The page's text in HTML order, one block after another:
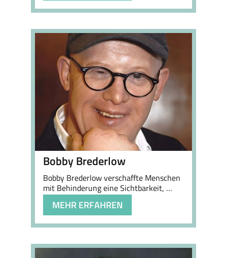
Bobby Brederlow
Bobby Brederlow verschaffte Menschen
mit Behinderung eine Sichtbarkeit, …
MEHR ERFAHREN